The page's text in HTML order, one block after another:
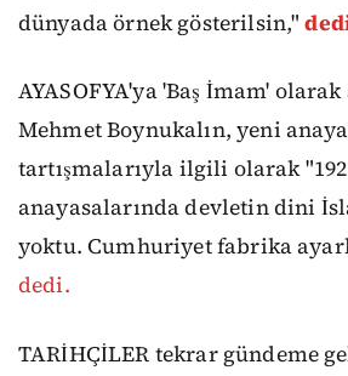
dünyada örnek gösterilsin,"
AYASOFYA'ya 'Baş İmam'
Mehmet Boynukalın, yeni
tartışmalarıyla ilgili olarak
anayasalarında devletin dini
yoktu. Cumhuriyet fabrika
dedi.
TARİHÇİLER tekrar gündeme